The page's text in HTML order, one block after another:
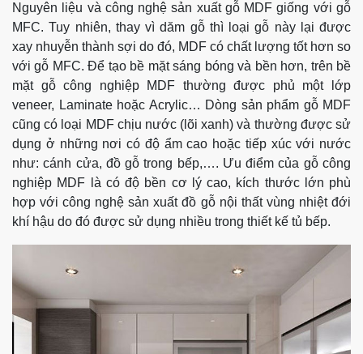
Nguyên liệu và công nghệ sản xuất gỗ MDF giống với gỗ
MFC. Tuy nhiên, thay vì dăm gỗ thì loại gỗ này lại được
xay nhuyễn thành sợi do đó, MDF có chất lượng tốt hơn so
với gỗ MFC.Để tạo bề mặt sáng bóng và bền hơn, trên bề
mặt gỗ công nghiệp MDF thường được phủ một lớp
veneer, Laminate hoặc Acrylic… Dòng sản phẩm gỗ MDF
cũng có loại MDF chịu nước (lõi xanh) và thường được sử
dụng ở những nơi có độ ẩm cao hoặc tiếp xúc với nước
như: cánh cửa, đồ gỗ trong bếp,…. Ưu điểm của gỗ công
nghiệp MDF là có độ bền cơ lý cao, kích thước lớn phù
hợp với công nghệ sản xuất đồ gỗ nội thất vùng nhiệt đới
khí hậu do đó được sử dụng nhiều trong thiết kế tủ bếp.